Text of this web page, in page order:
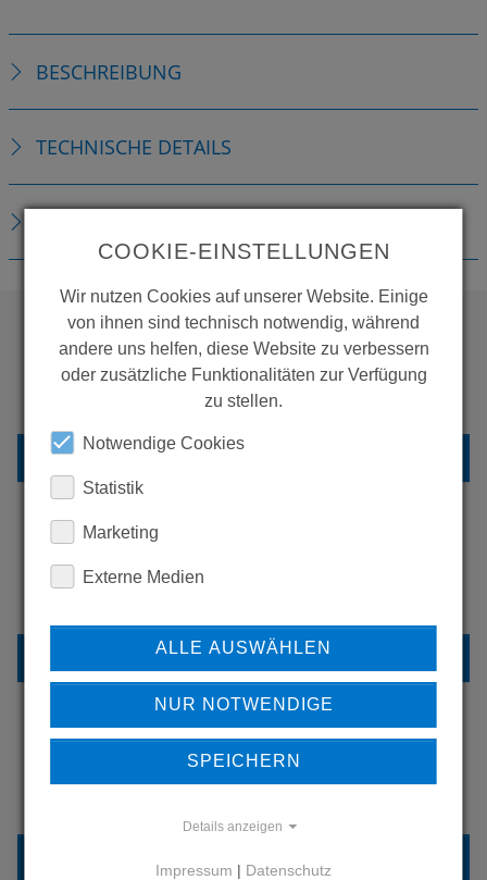
BESCHREIBUNG
TECHNISCHE DETAILS
WOLLEN SIE MEHR
PRODUKTE SEHEN?
ZURÜCK ZUR ÜBERSICHT
ERFAHREN SIE MEHR ÜBER
REFERENZEN
HABEN SIE FRAGEN?
COOKIE-EINSTELLUNGEN
Wir nutzen Cookies auf unserer Website. Einige
von ihnen sind technisch notwendig, während
andere uns helfen, diese Website zu verbessern
oder zusätzliche Funktionalitäten zur Verfügung
zu stellen.
Notwendige Cookies
Statistik
Marketing
Externe Medien
ALLE AUSWÄHLEN
NUR NOTWENDIGE
SPEICHERN
Details anzeigen
Impressum | Datenschutz